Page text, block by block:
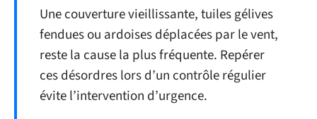
Une couverture vieillissante, tuiles gélives
fendues ou ardoises déplacées par le vent,
reste la cause la plus fréquente. Repérer
ces désordres lors d’un contrôle régulier
évite l’intervention d’urgence.